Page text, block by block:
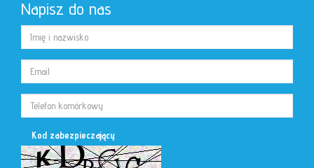
Napisz do nas
Kod zabezpieczający